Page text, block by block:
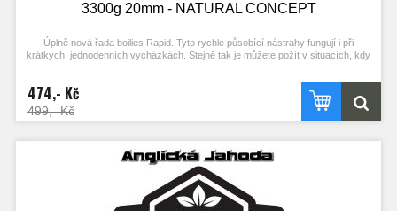
3300g 20mm - NATURAL CONCEPT
Úplně nová řada boilies Rapid. Tyto rychle působící nástrahy fungují i při
krátkých, jednodenních vycházkách. Stejně tak je můžete požít v situacích, kdy
podporuje práci ve studené vodě. Kvalitní esence a výrazné barvy zajišťují
vysokou atraktivitu i bez použití boosterů. Optimální konzistence a použití R-
FACTORu umožňují snadné nastražení (propíchnutí) a zároveň velkou výdrž.
474,- Kč
499,- Kč